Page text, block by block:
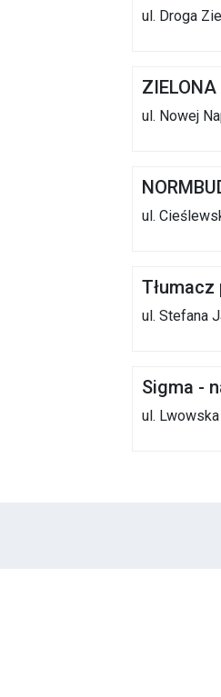
ul. Droga
ul. Nowej
ul.
ul. Stefana
Sigma -
ul.